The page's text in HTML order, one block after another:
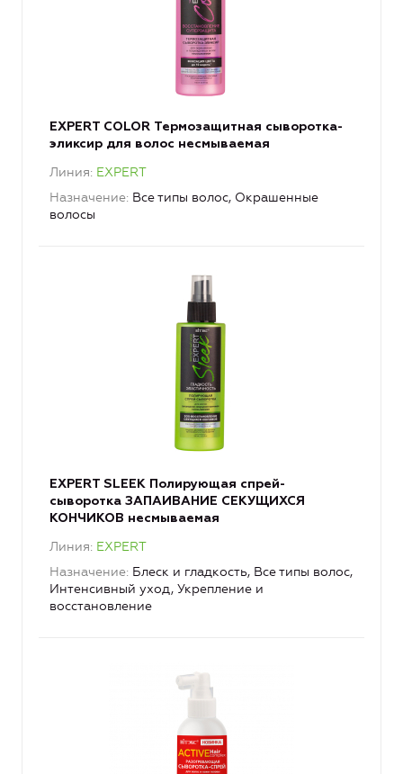
EXPERT COLOR Термозащитная сыворотка-
эликсир для волос несмываемая
Линия EXPERT
Назначение Все типы волос, Окрашенные
волосы
EXPERT SLEEK Полирующая спрей-
сыворотка ЗАПАИВАНИЕ СЕКУЩИХСЯ
КОНЧИКОВ несмываемая
Линия EXPERT
Назначение Блеск и гладкость, Все типы волос,
Интенсивный уход, Укрепление и
восстановление